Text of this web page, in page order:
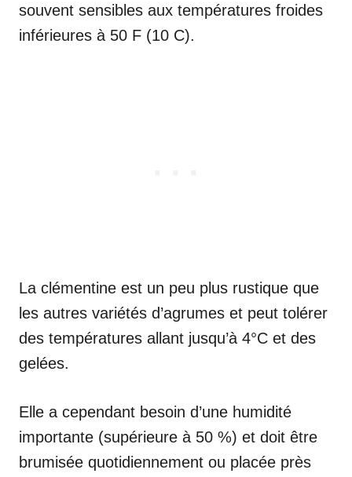
souvent sensibles aux températures froides
inférieures à 50 F (10 C).
La clémentine est un peu plus rustique que
les autres variétés d’agrumes et peut tolérer
des températures allant jusqu’à 4°C et des
gelées.
Elle a cependant besoin d’une humidité
importante (supérieure à 50 %) et doit être
brumisée quotidiennement ou placée près